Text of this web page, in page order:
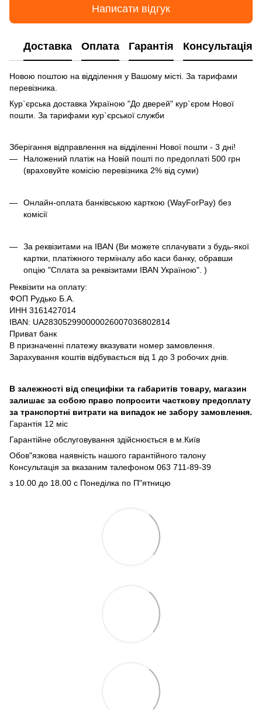
Написати відгук
Доставка Оплата Гарантія Консультація
Новою поштою на відділення у Вашому місті. За тарифами
перевізника.
Кур`єрська доставка Україною "До дверей" кур`єром Нової
пошти. За тарифами кур`єрської служби
Зберігання відправлення на відділенні Нової пошти - 3 дні!
Наложений платіж на Новій пошті по предоплаті 500 грн
(враховуйте комісію перевізника 2% від суми)
Онлайн-оплата банківською карткою (WayForPay) без
комісії
За реквізитами на IBAN (Ви можете сплачувати з будь-якої
картки, платіжного терміналу або каси банку, обравши
опцію "Сплата за реквізитами IBAN Україною". )
Реквізити на оплату:
ФОП Рудько Б.А.
ИНН 3161427014
IBAN: UA283052990000026007036802814
Приват банк
В призначенні платежу вказувати номер замовлення.
Зарахування коштів відбувається від 1 до 3 робочих днів.
В залежності від специфіки та габаритів товару, магазин
залишає за собою право попросити часткову предоплату
за транспортні витрати на випадок не забору замовлення.
Гарантія 12 міс
Гарантійне обслуговування здійснюється в м.Київ
Обов"язкова наявність нашого гарантійного талону
Консультація за вказаним талефоном 063 711-89-39
з 10.00 до 18.00 с Понеділка по П"ятницю